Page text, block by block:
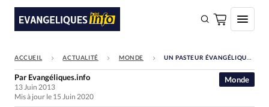
FAIRE UN DON
Faire un don
ACCUEIL ACTUALITÉ MONDE UN PASTEUR ÉVANGÉLIQUE ARRÊTÉ À STRASBOURG DANS LE CADRE D’UNE ENQUÊTE SUR UN RÉSEAU DE PROSTITUTION
Monde
Par Evangéliques.info
13 Juin 2013
Mis à jour le 15 Juin 2020